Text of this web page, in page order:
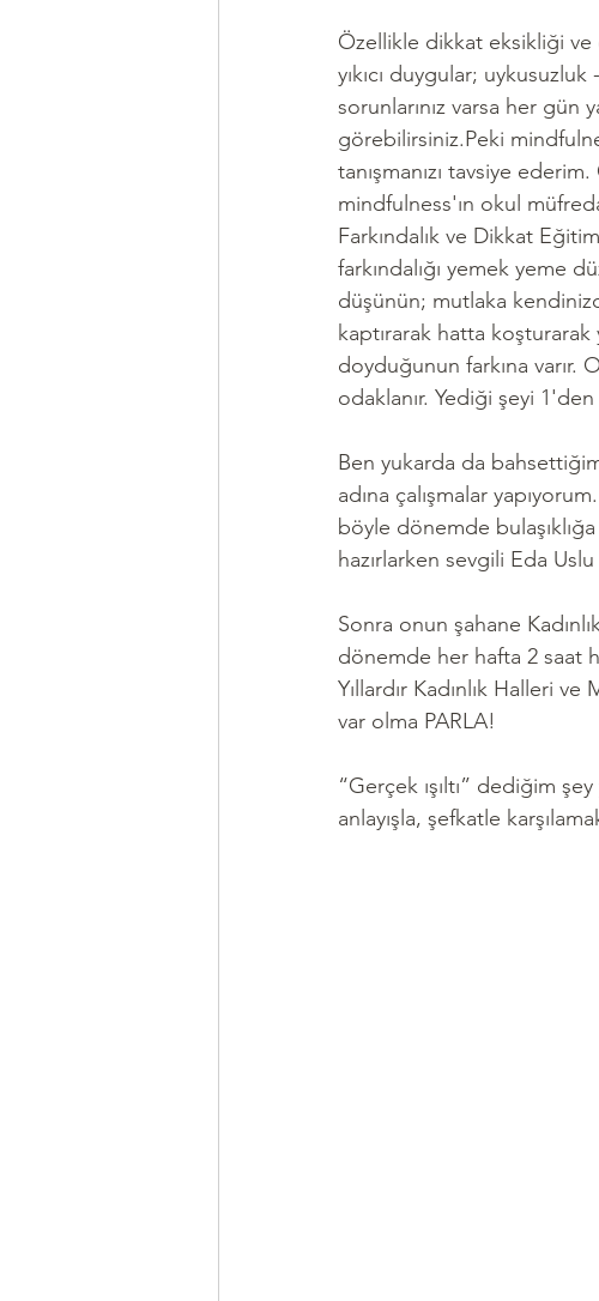
Özellikle dikkat eksikliği ve
yıkıcı duygular;
sorunlarınız varsa her gün
görebilirsiniz.Peki
tanışmanızı tavsiye
mindfulness'ın okul
Farkındalık ve Dikkat
farkındalığı yemek yeme
düşünün; mutlaka
kaptırarak hatta
doyduğunun farkına varır.
odaklanır. Yediği şeyi
Ben yukarda da
adına çalışmalar
böyle dönemde
hazırlarken sevgili Eda Uslu
Sonra onun şahane
dönemde her hafta 2 saat
Yıllardır Kadınlık Halleri
var olma PARLA!
“Gerçek ışıltı” dediğim
anlayışla, şefkatle